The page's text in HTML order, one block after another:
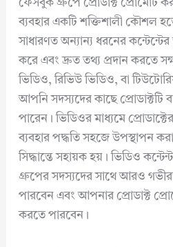
ফেসবুক গ্রুপে প্রোডাক্ট প্রোমোট
ব্যবহার একটি শক্তিশালী কৌশল
সাধারণত অন্যান্য ধরনের
করে এবং দ্রুত তথ্য প্রদান করতে
ভিডিও, রিভিউ ভিডিও, বা
আপনি সদস্যদের কাছে প্রোডাক্টটি
পারেন। ভিডিওর মাধ্যমে
ব্যবহার পদ্ধতি সহজে উপস্থাপন
সিদ্ধান্তে সহায়ক হয়। ভিডিও
গ্রুপের সদস্যদের সাথে আরও
পারবেন এবং আপনার প্রোডাক্ট
করতে পারবেন।